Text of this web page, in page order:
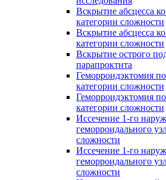
Вскрытие абсцесса
категории сложности
Вскрытие абсцесса
категории сложности
Вскрытие острого
парапроктита
Геморроидэктомия
категории сложности
Геморроидэктомия
категории сложности
Иссечение 1-го
геморроидального
сложности
Иссечение 1-го
геморроидального
сложности